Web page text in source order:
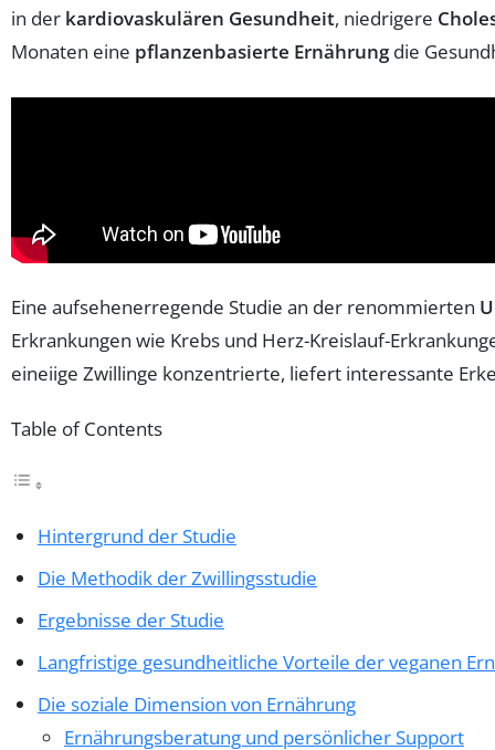
in der kardiovaskulären Gesundheit, niedrigere
Monaten eine pflanzenbasierte Ernährungdie
Eine aufsehenerregende Studie an der renommierten
Erkrankungen wie Krebs und Herz-Kreislauf-
eineiige Zwillinge konzentrierte, liefert interessante
Table of Contents
Hintergrund der Studie
Die Methodik der Zwillingsstudie
Ergebnisse der Studie
Langfristige gesundheitliche Vorteile der veganen
Die soziale Dimension von Ernährung
Ernährungsberatung und persönlicher Support